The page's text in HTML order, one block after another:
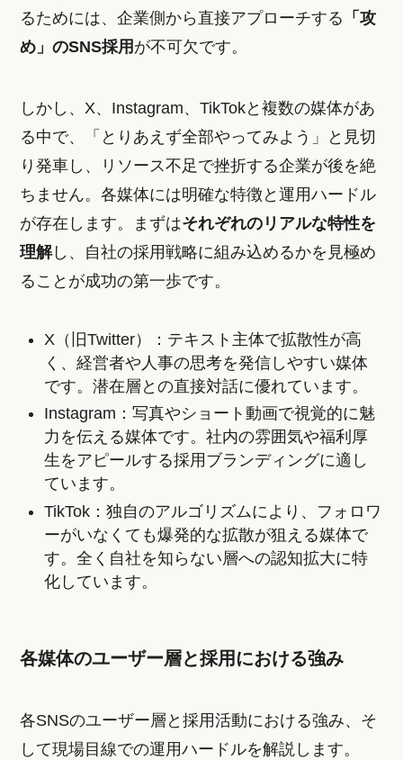
るためには、企業側から直接アプローチする 「攻
め」のSNS採用 が不可欠です。
しかし、X、Instagram、TikTokと複数の媒体があ
る中で、「とりあえず全部やってみよう」と見切
り発車し、リソース不足で挫折する企業が後を絶
ちません。各媒体には明確な特徴と運用ハードル
が存在します。まずはそれぞれのリアルな特性を
理解し、自社の採用戦略に組み込めるかを見極め
ることが成功の第一歩です。
X（旧Twitter）：テキスト主体で拡散性が高
く、経営者や人事の思考を発信しやすい媒体
です。潜在層との直接対話に優れています。
Instagram：写真やショート動画で視覚的に魅
力を伝える媒体です。社内の雰囲気や福利厚
生をアピールする採用ブランディングに適し
ています。
TikTok：独自のアルゴリズムにより、フォロワ
ーがいなくても爆発的な拡散が狙える媒体で
す。全く自社を知らない層への認知拡大に特
化しています。
各媒体のユーザー層と採用における強み
各SNSのユーザー層と採用活動における強み、そ
して現場目線での運用ハードルを解説します。